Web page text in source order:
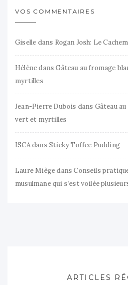
VOS COMMENTAIRES
Giselle dans Rogan Josh: Le
HélènedansGâteau au fromage
myrtilles
Jean-Pierre Dubois dans Gâteau
vert et myrtilles
ISCAdans Sticky Toffee Pudding
Laure MiègedansConseils
musulmane qui s’est voilée
ARTICLES